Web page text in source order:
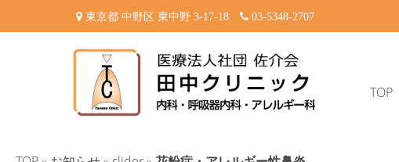
東京都 中野区 東中野 3-17-18 03-5348-2707
田中クリニック-中野区東中
TOP